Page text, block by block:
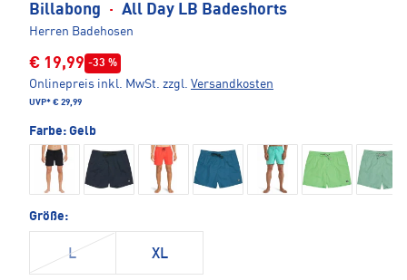
Billabong · All Day LB Badeshorts
Herren Badehosen
€ 19,99 -33 %
Onlinepreis inkl. MwSt. zzgl. Versandkosten
UVP* € 29,99
Farbe: Gelb
Größe:
L XL